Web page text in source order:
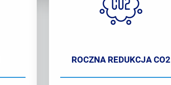
ROCZNA REDUKCJA CO2